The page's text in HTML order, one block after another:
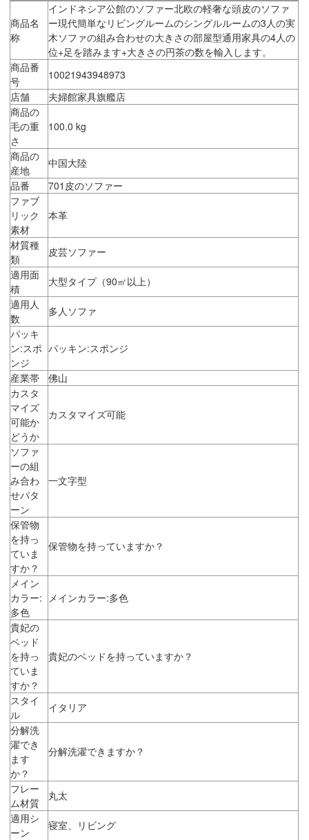
商品名
称
インドネシア公館のソファー北欧の軽奢な頭皮のソファ
ー現代簡単なリビングルームのシングルルームの3人の実
木ソファの組み合わせの大きさの部屋型通用家具の4人の
位+足を踏みます+大きさの円茶の数を輸入します。
商品番
号
10021943948973
店舗
夫婦館家具旗艦店
商品の
毛の重
さ
100.0 kg
商品の
産地
中国大陸
品番
701皮のソファー
ファブ
リック
素材
本革
材質種
類
皮芸ソファー
適用面
積
大型タイプ（90㎡以上）
適用人
数
多人ソファ
パッキ
ン:スポ
ンジ
パッキン:スポンジ
産業帯
佛山
カスタ
マイズ
可能か
どうか
カスタマイズ可能
ソファ
ーの組
み合わ
せパタ
ーン
一文字型
保管物
を持っ
ていま
すか？
保管物を持っていますか？
メイン
カラー:
多色
メインカラー:多色
貴妃の
ベッド
を持っ
ていま
すか？
貴妃のベッドを持っていますか？
スタイ
ル
イタリア
分解洗
濯でき
ます
か？
分解洗濯できますか？
フレー
ム材質
丸太
適用シ
ーン
寝室、リビング